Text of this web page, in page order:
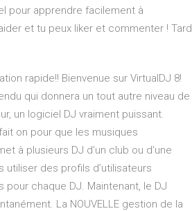
pour apprendre facilement à
et tu peux liker et commenter ! Tard
rapide!! Bienvenue sur VirtualDJ 8!
qui donnera un tout autre niveau de
un logiciel DJ vraiment puissant.
on pour que les musiques
à plusieurs DJ d’un club ou d’une
utiliser des profils d’utilisateurs
pour chaque DJ. Maintenant, le DJ
La NOUVELLE gestion de la